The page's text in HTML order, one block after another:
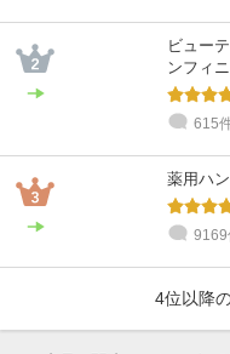
ビュー
ンフィ
615
薬用ハ
9169
4位以降